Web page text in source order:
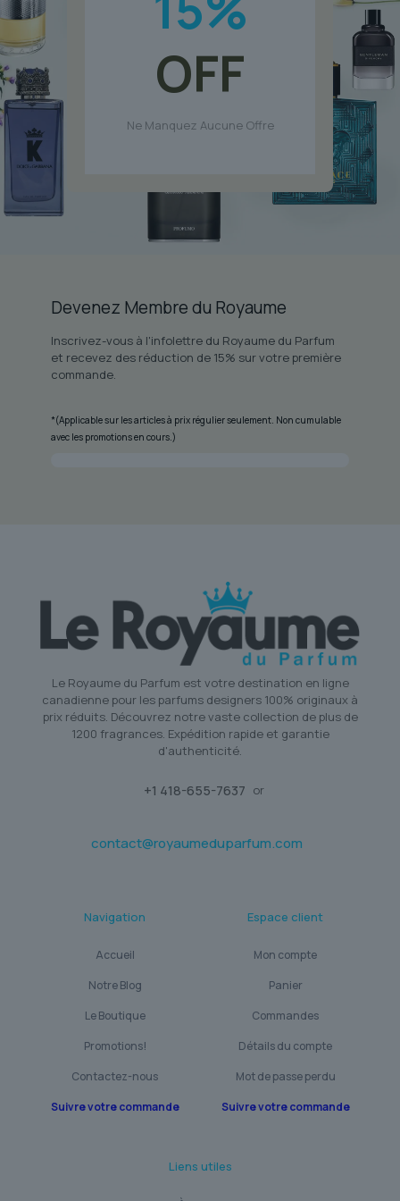
la
page
du
produit
OFF
Ne Manquez Aucune Offre
Devenez Membre du Royaume
Inscrivez-vous à l'infolettre du Royaume du Parfum
et recevez des réduction de 15% sur votre première
commande.
*(Applicable sur les articles à prix régulier seulement. Non cumulable
avec les promotions en cours.)
Le Royaume du Parfum est votre destination en ligne
canadienne pour les parfums designers 100% originaux à
prix réduits. Découvrez notre vaste collection de plus de
1200 fragrances. Expédition rapide et garantie
d'authenticité.
+1 418-655-7637 or
contact@royaumeduparfum.com
Navigation
Accueil
Notre Blog
Le Boutique
Promotions!
Contactez-nous
Suivre votre commande
Espace client
Mon compte
Panier
Commandes
Détails du compte
Mot de passe perdu
Suivre votre commande
Liens utiles